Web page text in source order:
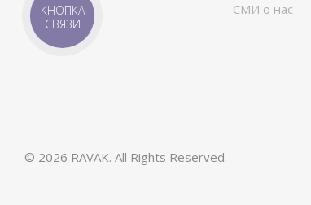
СМИ о нас
© 2026 RAVAK. All Rights Reserved.
КНОПКА
СВЯЗИ